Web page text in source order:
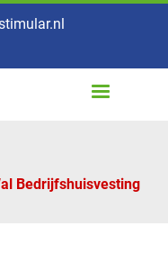
Bedrijfshuis­vesting